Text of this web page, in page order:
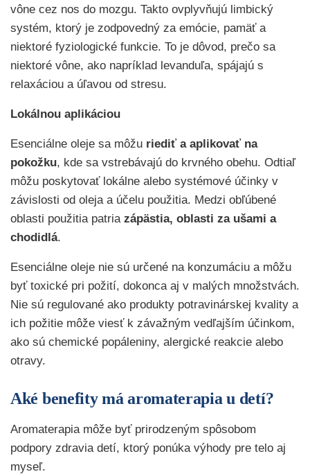
vône cez nos do mozgu. Takto ovplyvňujú limbický
systém, ktorý je zodpovedný za emócie, pamäť a
niektoré fyziologické funkcie. To je dôvod, prečo sa
niektoré vône, ako napríklad levanduľa, spájajú s
relaxáciou a úľavou od stresu.
Lokálnou aplikáciou
Esenciálne oleje sa môžu riediť a aplikovať na
pokožku, kde sa vstrebávajú do krvného obehu. Odtiaľ
môžu poskytovať lokálne alebo systémové účinky v
závislosti od oleja a účelu použitia. Medzi obľúbené
oblasti použitia patria zápästia, oblasti za ušami a
chodidlá.
Esenciálne oleje nie sú určené na konzumáciu a môžu
byť toxické pri požití, dokonca aj v malých množstvách.
Nie sú regulované ako produkty potravinárskej kvality a
ich požitie môže viesť k závažným vedľajším účinkom,
ako sú chemické popáleniny, alergické reakcie alebo
otravy.
Aké benefity má aromaterapia u detí?
Aromaterapia môže byť prirodzeným spôsobom
podpory zdravia detí, ktorý ponúka výhody pre telo aj
myseľ.